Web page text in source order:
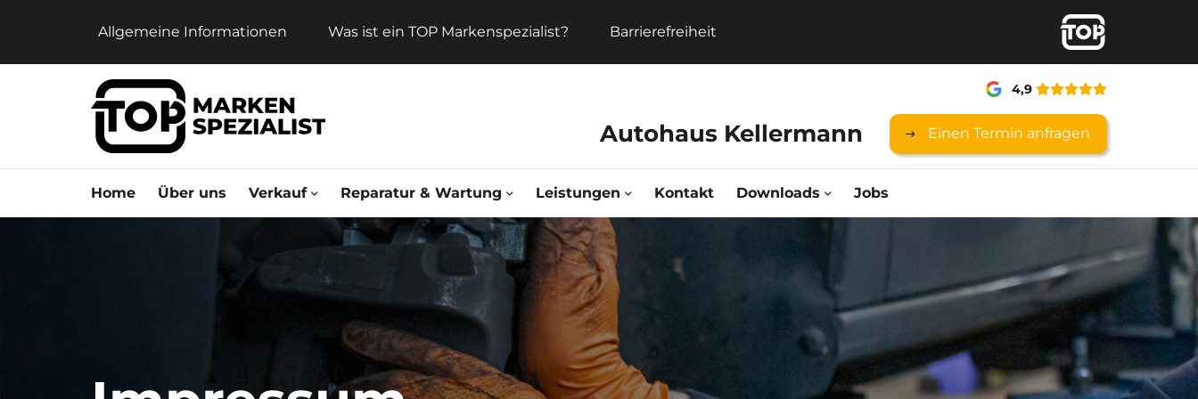
Allgemeine Informationen Was ist ein TOP Markenspezialist? Barrierefreiheit
4,9
Autohaus Kellermann Einen Termin anfragen
Home Über uns Verkauf Reparatur & Wartung Leistungen Kontakt Downloads Jobs